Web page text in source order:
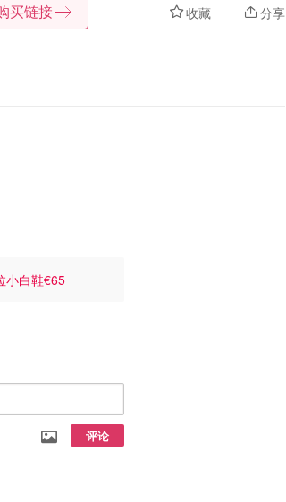
收藏 分享
买链接
小白鞋€65
评论